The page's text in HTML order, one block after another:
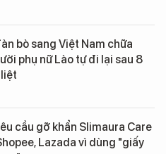
bò sang Việt Nam chữa
phụ nữ Lào tự đi lại sau 8
cầu gỡ khẩn Slimaura Care
Lazada vì dùng "giấy